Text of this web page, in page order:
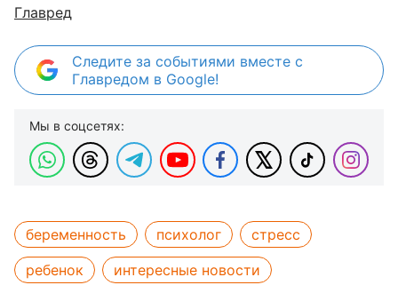
Главред
Следите за событиями вместе с
Главредом в Google!
Мы в соцсетях:
беременность психолог
стресс
ребенок
интересные новости